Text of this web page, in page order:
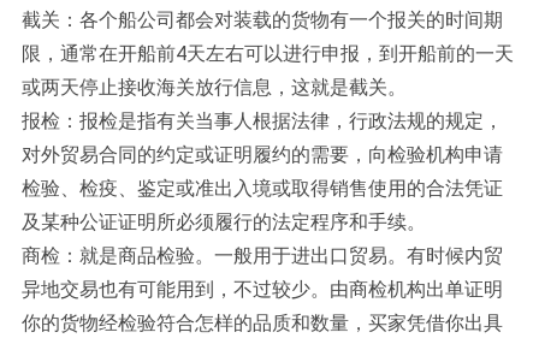
截关：各个船公司都会对装载的货物有一个报关的时间期
限，通常在开船前4天左右可以进行申报，到开船前的一天
或两天停止接收海关放行信息，这就是截关。
报检：报检是指有关当事人根据法律，行政法规的规定，
对外贸易合同的约定或证明履约的需要，向检验机构申请
检验、检疫、鉴定或准出入境或取得销售使用的合法凭证
及某种公证证明所必须履行的法定程序和手续。
商检：就是商品检验。一般用于进出口贸易。有时候内贸
异地交易也有可能用到，不过较少。由商检机构出单证明
你的货物经检验符合怎样的品质和数量，买家凭借你出具